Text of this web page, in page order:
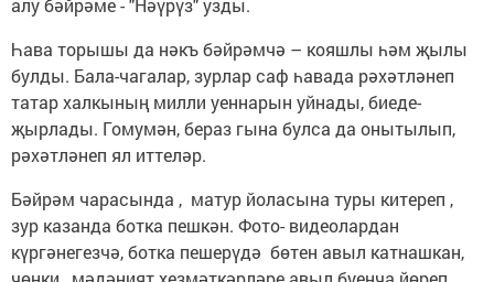
алу бәйрәме - "Нәүрүз" узды.
Һава торышы да нәкъ бәйрәмчә – кояшлы һәм җылы
булды. Бала-чагалар, зурлар саф һавада рәхәтләнеп
татар халкының милли уеннарын уйнады, биеде-
җырлады. Гомумән, бераз гына булса да онытылып,
рәхәтләнеп ял иттеләр.
Бәйрәм чарасында , матур йоласына туры китереп ,
зур казанда ботка пешкән. Фото- видеолардан
күргәнегезчә, ботка пешерүдә бөтен авыл катнашкан,